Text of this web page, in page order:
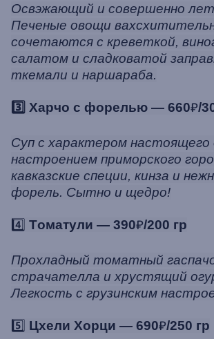
Освэжающий и совершенно
Печеные овощи
сочетаются с креветкой,
салатом и сладковатой
ткемали и наршараба.
3️⃣ Харчо с форелью — 660₽/
Суп с характером
настроением приморского
кавказские специи, кинза и
форель. Сытно и щедро!
4️⃣ Томатули — 390₽/200 гр
Прохладный томатный
страчателла и хрустящий
Легкость с грузинским
5️⃣ Цхели Хорци — 690₽/250 гр